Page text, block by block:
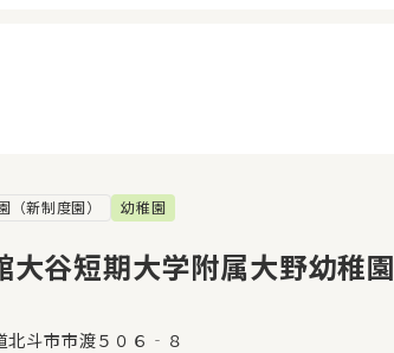
マイページ
閲覧履歴
お気に入り
（新制度園） 幼稚園
大谷短期大学附属大野幼稚園
北斗市市渡５０６‐８